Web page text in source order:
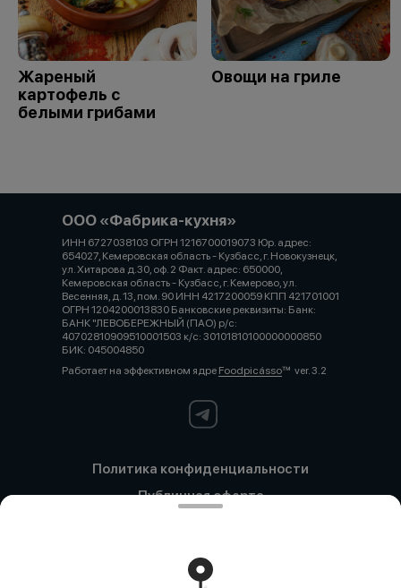
Жареный
картофель с
белыми грибами
Овощи на гриле
ООО «Фабрика-кухня»
ИНН 6727038103 ОГРН 1216700019073 Юр. адрес:
654027, Кемеровская область - Кузбасс, г. Новокузнецк,
ул. Хитарова д.30, оф. 2 Факт. адрес: 650000,
Кемеровская область - Кузбасс, г. Кемерово, ул.
Весенняя, д. 13, пом. 90 ИНН 4217200059 КПП 421701001
ОГРН 1204200013830 Банковские реквизиты: Банк:
БАНК "ЛЕВОБЕРЕЖНЫЙ (ПАО) р/с:
40702810909510001503 к/с: 30101810100000000850
БИК: 045004850
Работает на эффективном ядре Foodpicássover. 3.2
Политика конфиденциальности
Публичная оферта
Политика конфиденциальности